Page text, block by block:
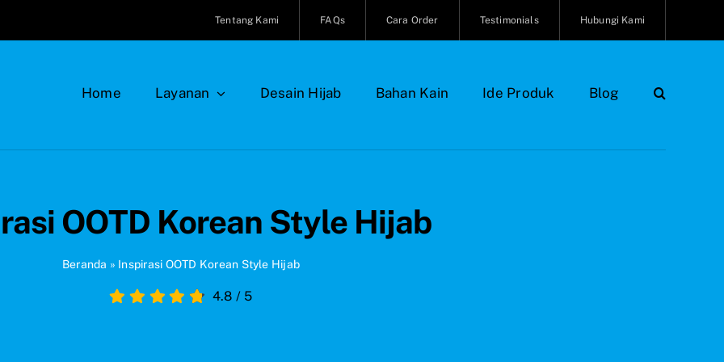
Tentang Kami FAQs Cara Order Testimonials Hubungi Kami
Home Layanan Desain Hijab Bahan Kain Ide Produk Blog
OOTD Korean Style Hijab
Beranda » Inspirasi OOTD Korean Style Hijab
4.8 / 5